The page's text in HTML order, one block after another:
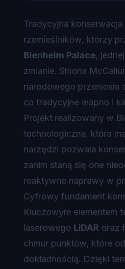
Tradycyjna
rzemieślników, którzy
Blenheim Palace,
zmianie. Shiona
narodowego
co tradycyjne wapno i
Projekt realizowany w
technologiczna, która
narzędzi pozwala
zanim staną się one
reaktywne naprawy w
Cyfrowy fundament
Kluczowym elementem
laserowego LiDAR oraz
chmur punktów, które
dokładnością. Dzięki